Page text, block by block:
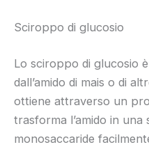
Sciroppo di glucosio
Lo sciroppo di glucosio
dall’amido di mais o di
ottiene attraverso un
trasforma l’amido in
monosaccaride